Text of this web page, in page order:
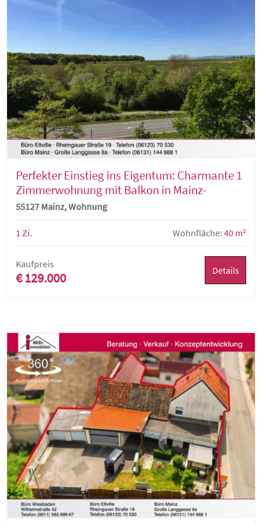
Perfekter Einstieg ins Eigentum: Charmante 1
Zimmerwohnung mit Balkon in Mainz-
Lerchenberg
55127 Mainz, Wohnung
1 Zi. Wohnfläche: 40 m²
Kaufpreis
€ 129.000 Details